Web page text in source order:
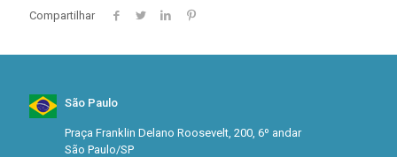
Compartilhar
São Paulo
Praça Franklin Delano Roosevelt, 200, 6º andar
São Paulo/SP